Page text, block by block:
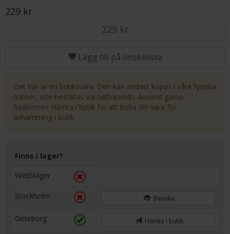
229 kr
229 kr
Lägg till på önskelista
Det här är en butiksvara. Den kan endast köpas i våra fysiska
butiker, inte beställas via näthandeln. Använd gärna
funktionen Hämta i butik för att boka din vara för
avhämtning i butik.
Finns i lager?
Webblager
Stockholm Bevaka
Göteborg Hämta i butik